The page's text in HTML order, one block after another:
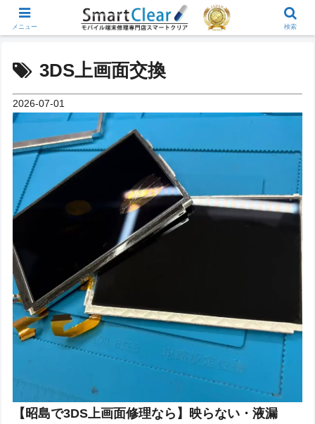
3DS上画面交換
2026-07-01
【昭島で3DS上画面修理なら】映らない・液漏
メニュー 検索